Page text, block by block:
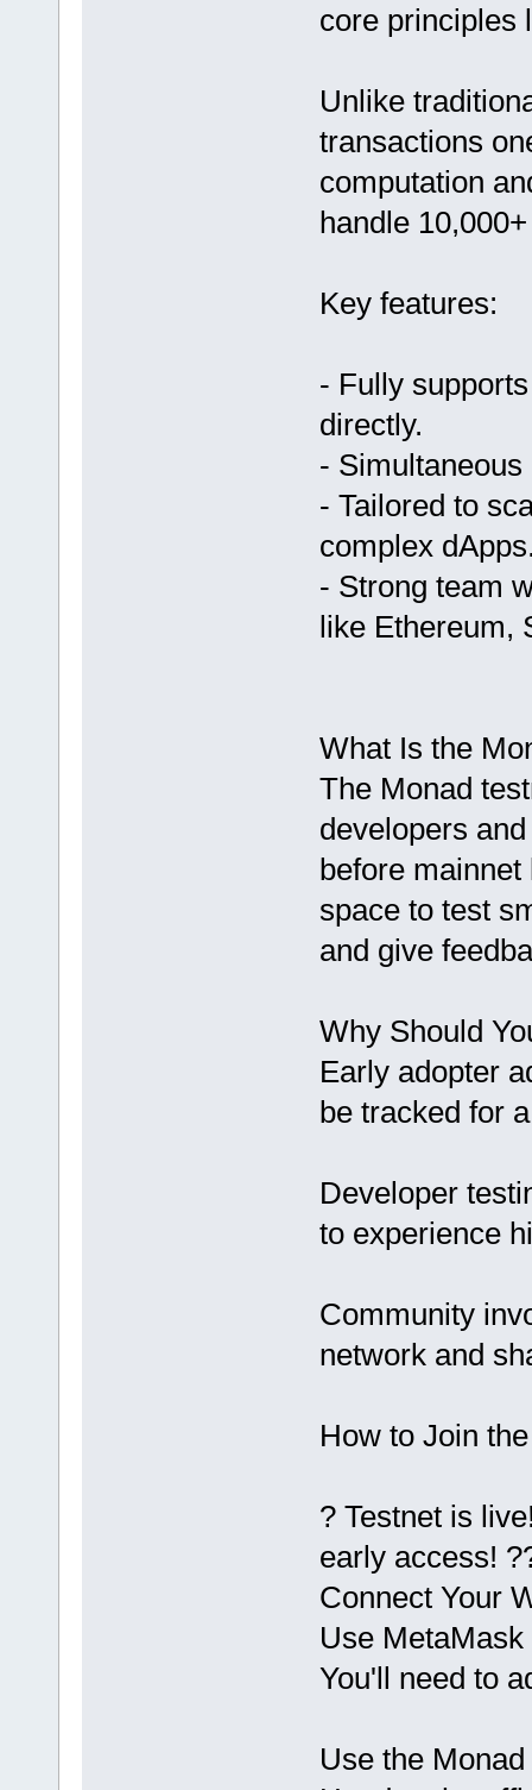
core principles
Unlike
transactions
computation
handle
Key features:
- Fully
directly.
-
- Tailored to
complex
- Strong team
like Ethereum,
What Is the
The Monad
developers
before
space to test
and give
Why Should
Early adopter
be tracked for
Developer
to experience
Community
network and
How to Join
? Testnet is
early access!
Connect Your
Use
You'll need to
Use the